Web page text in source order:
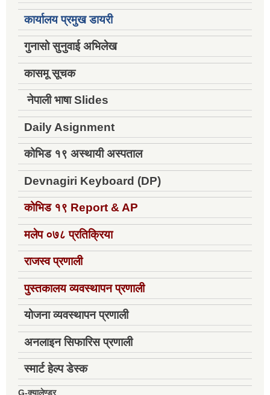
कार्यालय प्रमुख डायरी
गुनासो सुनुवाई अभिलेख
कासमू सूचक
नेपाली भाषा Slides
Daily Asignment
कोभिड १९ अस्थायी अस्पताल
Devnagiri Keyboard (DP)
कोभिड १९ Report & AP
मलेप ०७८ प्रतिक्रिया
राजस्व प्रणाली
पुस्तकालय व्यवस्थापन प्रणाली
योजना व्यवस्थापन प्रणाली
अनलाइन सिफारिस प्रणाली
स्मार्ट हेल्प डेस्क
G-क्यालेण्डर